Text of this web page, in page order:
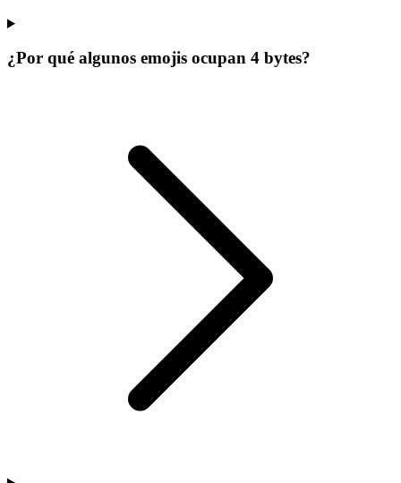
¿Por qué algunos emojis ocupan 4 bytes?